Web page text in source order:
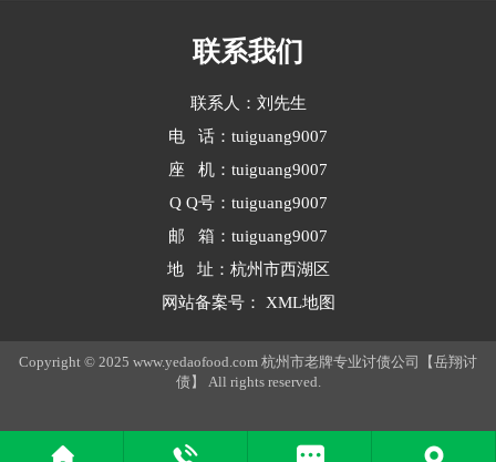
联系我们
联系人：刘先生
电 话：tuiguang9007
座 机：tuiguang9007
Q Q号：tuiguang9007
邮 箱：tuiguang9007
地 址：杭州市西湖区
网站备案号：
XML地图
Copyright © 2025 www.yedaofood.com 杭州市老牌专业讨债公司【岳翔讨
债】 All rights reserved.